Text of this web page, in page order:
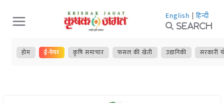
Skip
to
content
English | हिन्दी
Search
होम ई-पेपर कृषि समाचार फसल की खेती उद्यानिकी सरकारी